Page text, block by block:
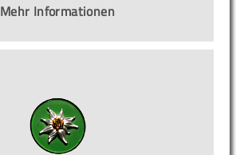
Mehr Informationen